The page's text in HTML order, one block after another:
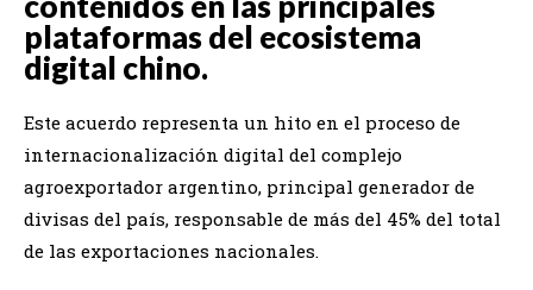
plataformas del ecosistema
digital chino.
Este acuerdo representa un hito en el proceso de
internacionalización digital del complejo
agroexportador argentino, principal generador de
divisas del país, responsable de más del 45% del total
de las exportaciones nacionales.